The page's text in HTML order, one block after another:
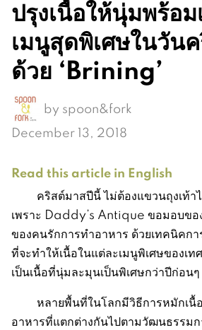
ปรุงเนื้อให้นุ่มพร้อ
เมนูสุดพิเศษในวัน
ด้วย ‘Brining’
by spoon&fork
December 13, 2018
Read this article in English
คริสต์มาสปีนี้ ไม่ต้องแขวนถุงเท้าไ
เพราะ Daddy’s Antique ขอมอบข
ของคนรักการทำอาหาร ด้วยเทคนิคก
ที่จะทำให้เนื้อในแต่ละเมนูพิเศษของเ
เป็นเนื้อที่นุ่มละมุนเป็นพิเศษกว่าปีก่อนๆ
หลายพื้นที่ในโลกมีวิธีการหมักเนื้
อาหารที่แตกต่างกันไปตามวัฒนธรรมก